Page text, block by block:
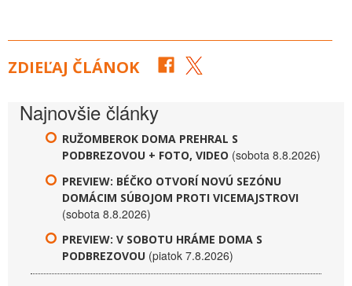
ZDIEĽAJ ČLÁNOK
Najnovšie články
RUŽOMBEROK DOMA PREHRAL S
PODBREZOVOU + FOTO, VIDEO (sobota 8.8.2026)
PREVIEW: BÉČKO OTVORÍ NOVÚ SEZÓNU
DOMÁCIM SÚBOJOM PROTI VICEMAJSTROVI
(sobota 8.8.2026)
PREVIEW: V SOBOTU HRÁME DOMA S
PODBREZOVOU (piatok 7.8.2026)